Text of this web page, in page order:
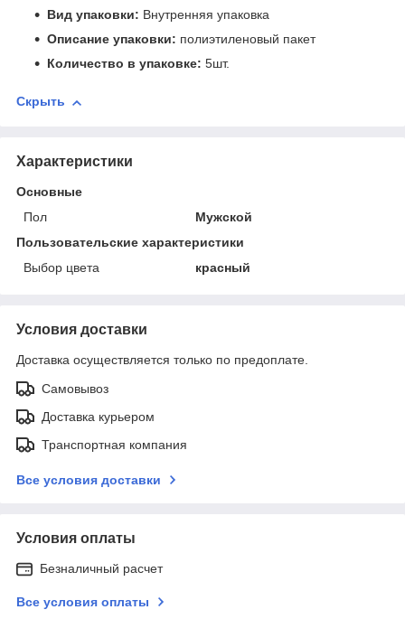
Вид упаковки: Внутренняя упаковка
Описание упаковки: полиэтиленовый пакет
Количество в упаковке: 5шт.
Скрыть
Характеристики
Основные
Пол
Мужской
Пользовательские характеристики
Выбор цвета
красный
Условия доставки
Доставка осуществляется только по предоплате.
Самовывоз
Доставка курьером
Транспортная компания
Все условия доставки
Условия оплаты
Безналичный расчет
Все условия оплаты